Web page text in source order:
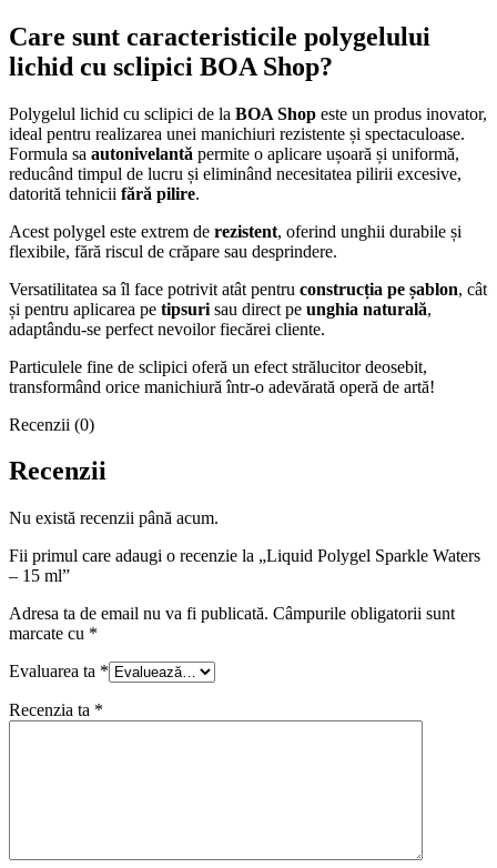
Care sunt caracteristicile polygelului
lichid cu sclipici BOA Shop?
Polygelul lichid cu sclipici de la BOA Shop este un produs inovator,
ideal pentru realizarea unei manichiuri rezistente și spectaculoase.
Formula sa autonivelantă permite o aplicare ușoară și uniformă,
reducând timpul de lucru și eliminând necesitatea pilirii excesive,
datorită tehnicii fără pilire.
Acest polygel este extrem de rezistent, oferind unghii durabile și
flexibile, fără riscul de crăpare sau desprindere.
Versatilitatea sa îl face potrivit atât pentru construcția pe șablon, cât
și pentru aplicarea pe tipsuri sau direct pe unghia naturală,
adaptându-se perfect nevoilor fiecărei cliente.
Particulele fine de sclipici oferă un efect strălucitor deosebit,
transformând orice manichiură într-o adevărată operă de artă!
Recenzii (0)
Recenzii
Nu există recenzii până acum.
Fii primul care adaugi o recenzie la „Liquid Polygel Sparkle Waters
– 15 ml”
Adresa ta de email nu va fi publicată. Câmpurile obligatorii sunt
marcate cu *
Evaluarea ta *
Recenzia ta *